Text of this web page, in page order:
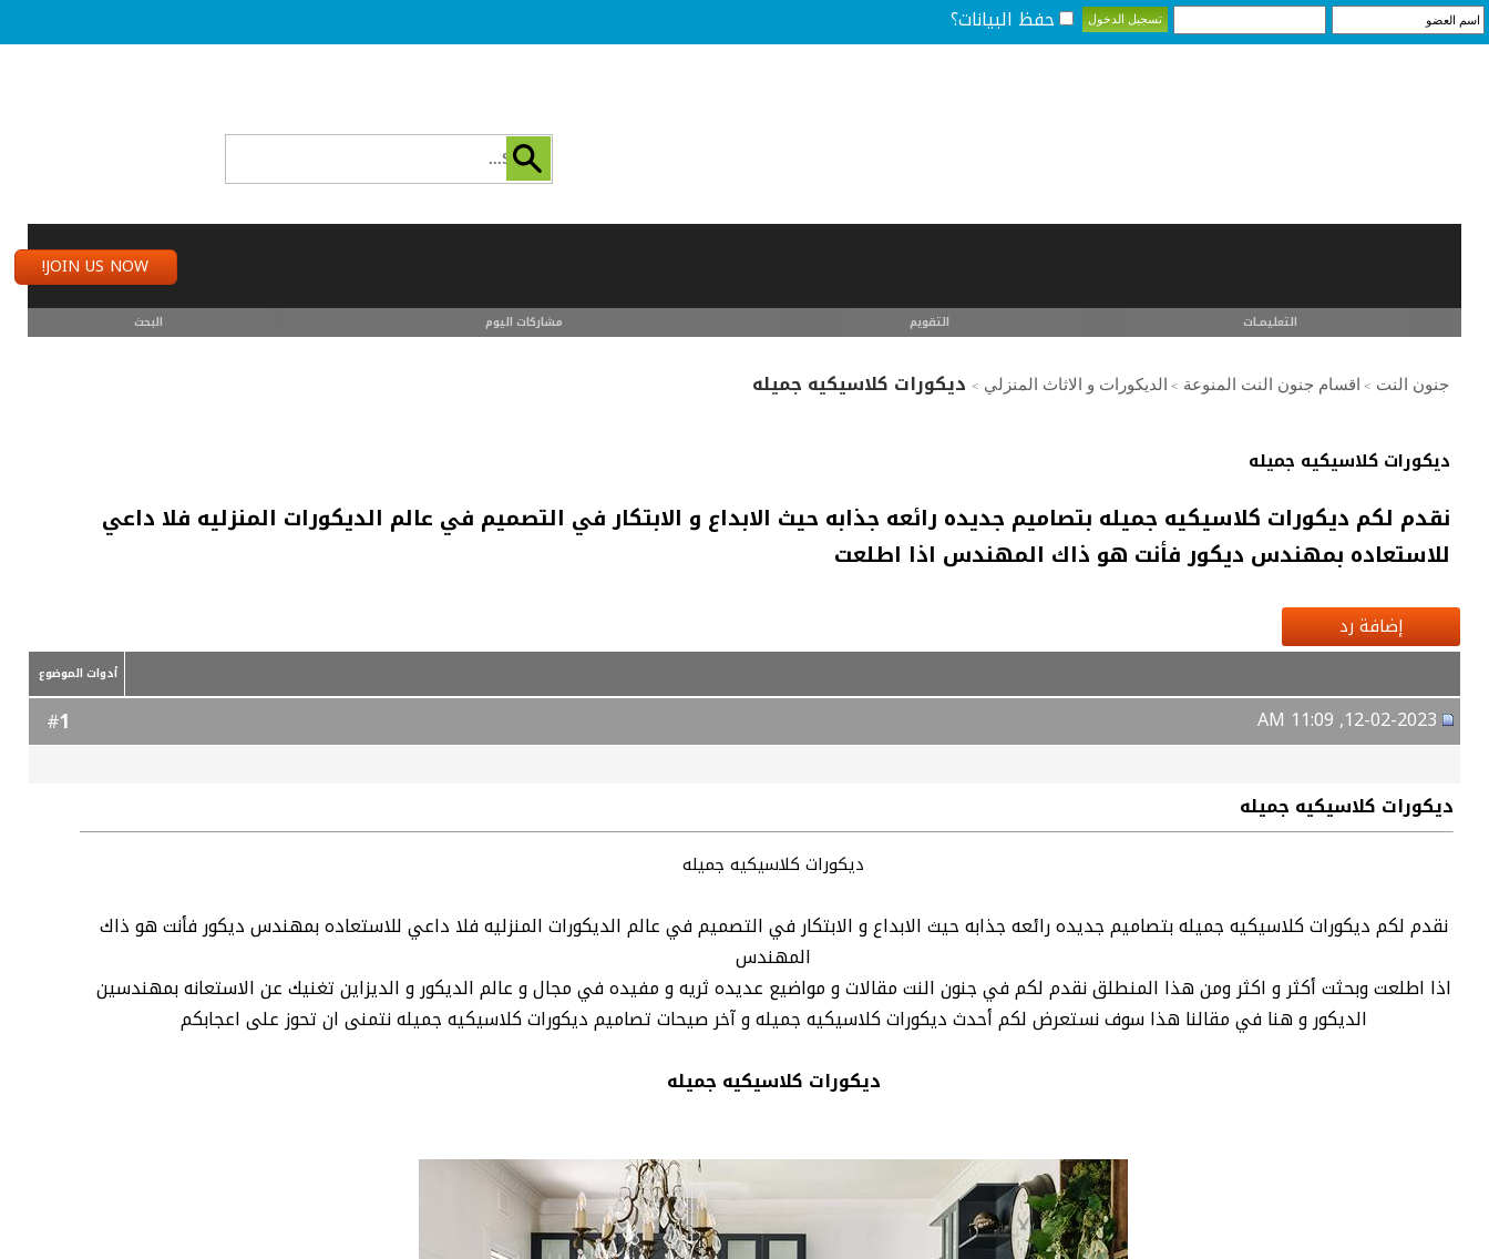
حفظ البيانات؟
JOIN US NOW!
التعليمـــات التقويم مشاركات اليوم البحث
جنون النت > اقسام جنون النت المنوعة > الديكورات و الاثاث المنزلي > ديكورات كلاسيكيه جميله
ديكورات كلاسيكيه جميله
نقدم لكم ديكورات كلاسيكيه جميله بتصاميم جديده رائعه جذابه حيث الابداع و الابتكار في التصميم في عالم الديكورات المنزليه فلا داعي
للاستعاده بمهندس ديكور فأنت هو ذاك المهندس اذا اطلعت
إضافة رد
أدوات الموضوع
1
ديكورات كلاسيكيه جميله
ديكورات كلاسيكيه جميله
نقدم لكم ديكورات كلاسيكيه جميله بتصاميم جديده رائعه جذابه حيث الابداع و الابتكار في التصميم في عالم الديكورات المنزليه فلا داعي للاستعاده بمهندس ديكور فأنت هو ذاك
المهندس
اذا اطلعت وبحثت أكثر و اكثر ومن هذا المنطلق نقدم لكم في جنون النت مقالات و مواضيع عديده ثريه و مفيده في مجال و عالم الديكور و الديزاين تغنيك عن الاستعانه بمهندسين
الديكور و هنا في مقالنا هذا سوف نستعرض لكم أحدث ديكورات كلاسيكيه جميله و آخر صيحات تصاميم ديكورات كلاسيكيه جميله نتمنى ان تحوز على اعجابكم
ديكورات كلاسيكيه جميله